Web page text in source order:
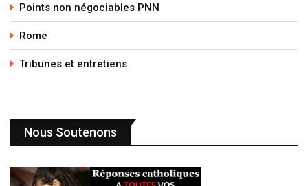
Points non négociables PNN
Rome
Tribunes et entretiens
Nous Soutenons